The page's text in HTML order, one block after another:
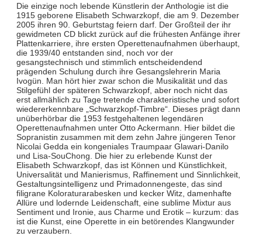
Die einzige noch lebende Künstlerin der Anthologie ist die
1915 geborene Elisabeth Schwarzkopf, die am 9. Dezember
2005 ihren 90. Geburtstag feiern darf. Der Großteil der ihr
gewidmeten CD blickt zurück auf die frühesten Anfänge ihrer
Plattenkarriere, ihre ersten Operettenaufnahmen überhaupt,
die 1939/40 entstanden sind, noch vor der
gesangstechnisch und stimmlich entscheidendend
prägenden Schulung durch ihre Gesangslehrerin Maria
Ivogün. Man hört hier zwar schon die Musikalität und das
Stilgefühl der späteren Schwarzkopf, aber noch nicht das
erst allmählich zu Tage tretende charakteristische und sofort
wiedererkennbare „Schwarzkopf-Timbre“. Dieses prägt dann
unüberhörbar die 1953 festgehaltenen legendären
Operettenaufnahmen unter Otto Ackermann. Hier bildet die
Sopranistin zusammen mit dem zehn Jahre jüngeren Tenor
Nicolai Gedda ein kongeniales Traumpaar Glawari-Danilo
und Lisa-SouChong. Die hier zu erlebende Kunst der
Elisabeth Schwarzkopf, das ist Können und Künstlichkeit,
Universalität und Manierismus, Raffinement und Sinnlichkeit,
Gestaltungsintelligenz und Primadonnengeste, das sind
filigrane Koloraturarabesken und kecker Witz, damenhafte
Allüre und lodernde Leidenschaft, eine sublime Mixtur aus
Sentiment und Ironie, aus Charme und Erotik – kurzum: das
ist die Kunst, eine Operette in ein betörendes Klangwunder
zu verzaubern.